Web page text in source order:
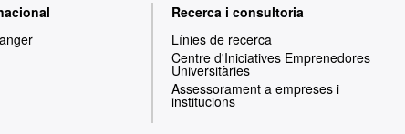
Recerca i consultoria
Línies de recerca
Centre d'Iniciatives Emprenedores
Universitàries
Assessorament a empreses i
institucions